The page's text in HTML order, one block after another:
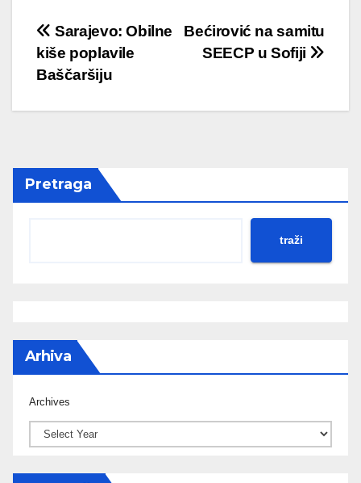
Post
navigation
Bećirović na samitu
SEECP u Sofiji
Sarajevo: Obilne
kiše poplavile
Baščaršiju
Pretraga
traži
Arhiva
Archives